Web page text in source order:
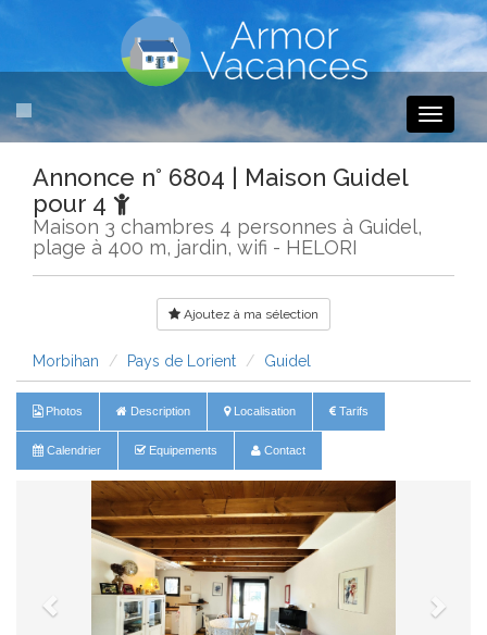
Toggle
Annonce n° 6804 | Maison Guidel
pour 4
Maison 3 chambres 4 personnes à Guidel,
plage à 400 m, jardin, wifi - HELORI
Ajoutez à ma sélection
Morbihan Pays de Lorient Guidel
Photos Description Localisation Tarifs
Calendrier Equipements Contact